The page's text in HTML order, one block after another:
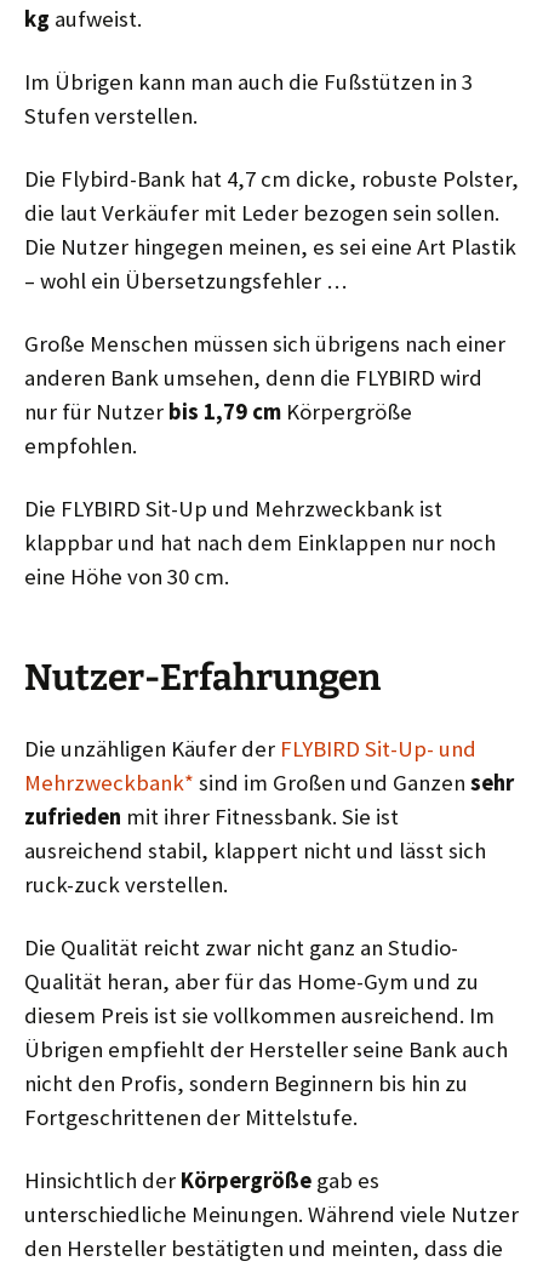
kg aufweist.
Im Übrigen kann man auch die Fußstützen in 3
Stufen verstellen.
Die Flybird-Bank hat 4,7 cm dicke, robuste Polster,
die laut Verkäufer mit Leder bezogen sein sollen.
Die Nutzer hingegen meinen, es sei eine Art Plastik
– wohl ein Übersetzungsfehler …
Große Menschen müssen sich übrigens nach einer
anderen Bank umsehen, denn die FLYBIRD wird
nur für Nutzer bis 1,79 cm Körpergröße
empfohlen.
Die FLYBIRD Sit-Up und Mehrzweckbank ist
klappbar und hat nach dem Einklappen nur noch
eine Höhe von 30 cm.
Nutzer-Erfahrungen
Die unzähligen Käufer der FLYBIRD Sit-Up- und
Mehrzweckbank* sind im Großen und Ganzen sehr
zufrieden mit ihrer Fitnessbank. Sie ist
ausreichend stabil, klappert nicht und lässt sich
ruck-zuck verstellen.
Die Qualität reicht zwar nicht ganz an Studio-
Qualität heran, aber für das Home-Gym und zu
diesem Preis ist sie vollkommen ausreichend. Im
Übrigen empfiehlt der Hersteller seine Bank auch
nicht den Profis, sondern Beginnern bis hin zu
Fortgeschrittenen der Mittelstufe.
Hinsichtlich der Körpergröße gab es
unterschiedliche Meinungen. Während viele Nutzer
den Hersteller bestätigten und meinten, dass die